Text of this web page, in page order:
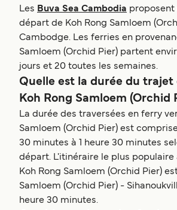
Les Buva Sea Cambodia proposent
départ de Koh Rong Samloem
Cambodge. Les ferries en
Samloem (Orchid Pier) partent
jours et 20 toutes les semaines.
Quelle est la durée du trajet
Koh Rong Samloem (Orchid
La durée des traversées en ferry
Samloem (Orchid Pier) est
30 minutes à 1 heure 30 minutes
départ. L'itinéraire le plus populaire
Koh Rong Samloem (Orchid Pier)
Samloem (Orchid Pier) -
heure 30 minutes.